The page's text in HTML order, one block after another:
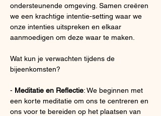
ondersteunende omgeving. Samen creëren
we een krachtige intentie-setting waar we
onze intenties uitspreken en elkaar
aanmoedigen om deze waar te maken.
Wat kun je verwachten tijdens de
bijeenkomsten?
- Meditatie en Reflectie: We beginnen met
een korte meditatie om ons te centreren en
ons voor te bereiden op het plaatsen van